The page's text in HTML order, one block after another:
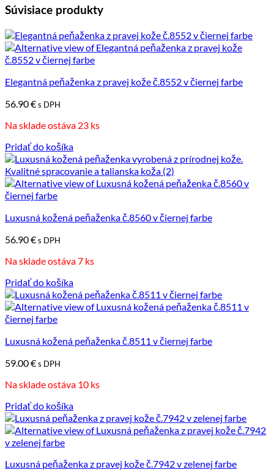
Súvisiace produkty
Elegantná peňaženka z pravej kože č.8552 v čiernej farbe
56.90€s DPH
Na sklade ostáva 23 ks
Pridať do košíka
Luxusná kožená peňaženka č.8560 v čiernej farbe
56.90€s DPH
Na sklade ostáva 7 ks
Pridať do košíka
Luxusná kožená peňaženka č.8511 v čiernej farbe
59.00€s DPH
Na sklade ostáva 10 ks
Pridať do košíka
Luxusná peňaženka z pravej kože č.7942 v zelenej farbe